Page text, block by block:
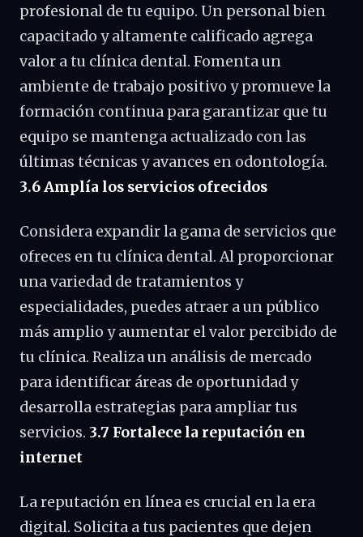
profesional de tu equipo. Un personal bien
capacitado y altamente calificado agrega
valor a tu clínica dental. Fomenta un
ambiente de trabajo positivo y promueve la
formación continua para garantizar que tu
equipo se mantenga actualizado con las
últimas técnicas y avances en odontología.
3.6 Amplía los servicios ofrecidos
Considera expandir la gama de servicios que
ofreces en tu clínica dental. Al proporcionar
una variedad de tratamientos y
especialidades, puedes atraer a un público
más amplio y aumentar el valor percibido de
tu clínica. Realiza un análisis de mercado
para identificar áreas de oportunidad y
desarrolla estrategias para ampliar tus
servicios. 3.7 Fortalece la reputación en
internet
La reputación en línea es crucial en la era
digital. Solicita a tus pacientes que dejen